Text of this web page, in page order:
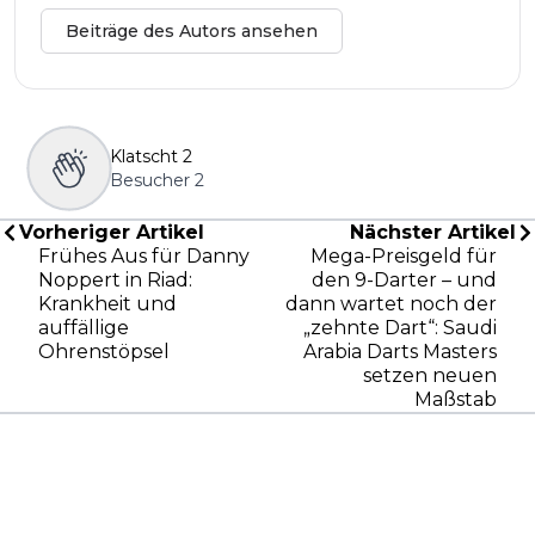
Beiträge des Autors ansehen
Klatscht 2
Besucher 2
Vorheriger Artikel
Frühes Aus für Danny
Noppert in Riad:
Krankheit und
auffällige
Ohrenstöpsel
Nächster Artikel
Mega-Preisgeld für
den 9-Darter – und
dann wartet noch der
„zehnte Dart“: Saudi
Arabia Darts Masters
setzen neuen
Maßstab